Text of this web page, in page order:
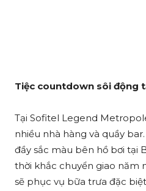
Tiệc countdown sôi động
Tại Sofitel Legend
nhiều nhà hàng và quầy
đầy sắc màu bên hồ bơi tại
thời khắc chuyển giao năm
sẽ phục vụ bữa trưa đặc